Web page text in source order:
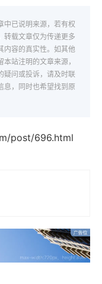
中已说明来源，若有权
转载文章仅为传递更多
内容的真实性。如其他
站注明的文章来源，
疑问或投诉，请及时联
息，同时也希望找到原
post/696.html